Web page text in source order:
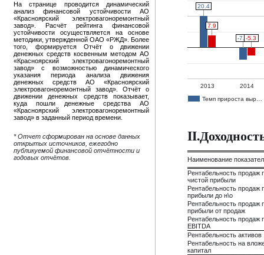
На странице проводится динамический
анализ финансовой устойчивости АО
«Красноярский электровагоноремонтный
завод». Расчёт рейтинга финансовой
устойчивости осуществляется на основе
методики, утвержденной ОАО «РЖД». Более
того, формируется Отчёт о движении
денежных средств косвенным методом АО
«Красноярский электровагоноремонтный
завод» с возможностью динамического
указания периода анализа движения
денежных средств АО «Красноярский
электровагоноремонтный завод». Отчёт о
движении денежных средств показывает,
куда пошли денежные средства АО
«Красноярский электровагоноремонтный
завод» в заданный период времени.
* Отчет сформирован на основе данных
открытых источников, ежегодно
публикуемой финансовой отчётности и
годовых отчётов.
Темп прироста выр…
2013 2014
20.4
20.4
-7.8
-7.8
7.9
7.9
-5.3
-5.3
Наименование
Рентабельность продаж
чистой прибыли
Рентабельность продаж
прибыли до н\о
Рентабельность продаж
прибыли от продаж
Рентабельность продаж
EBITDA
Рентабельность активов
Рентабельность на
капитал